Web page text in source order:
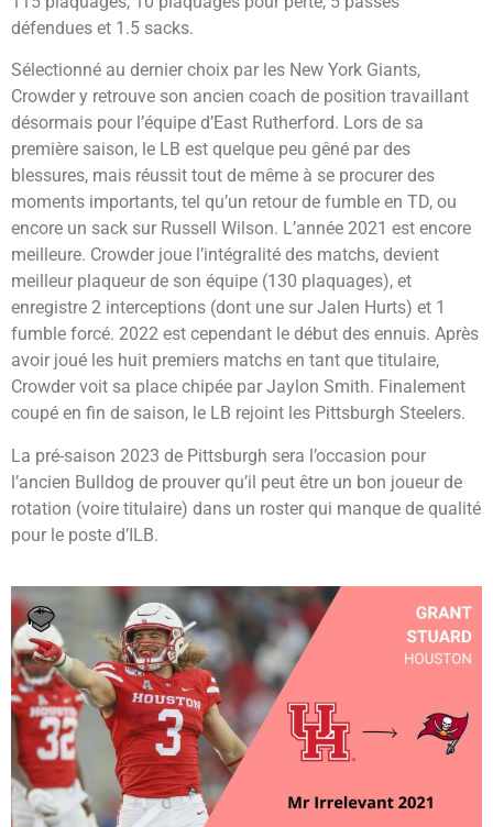
défendues et 1.5 sacks.
Sélectionné au dernier choix par les New York Giants,
Crowder y retrouve son ancien coach de position travaillant
désormais pour l’équipe d’East Rutherford. Lors de sa
première saison, le LB est quelque peu gêné par des
blessures, mais réussit tout de même à se procurer des
moments importants, tel qu’un retour de fumble en TD, ou
encore un sack sur Russell Wilson. L’année 2021 est encore
meilleure. Crowder joue l’intégralité des matchs, devient
meilleur plaqueur de son équipe (130 plaquages), et
enregistre 2 interceptions (dont une sur Jalen Hurts) et 1
fumble forcé. 2022 est cependant le début des ennuis. Après
avoir joué les huit premiers matchs en tant que titulaire,
Crowder voit sa place chipée par Jaylon Smith. Finalement
coupé en fin de saison, le LB rejoint les Pittsburgh Steelers.
La pré-saison 2023 de Pittsburgh sera l’occasion pour
l’ancien Bulldog de prouver qu’il peut être un bon joueur de
rotation (voire titulaire) dans un roster qui manque de qualité
pour le poste d’ILB.